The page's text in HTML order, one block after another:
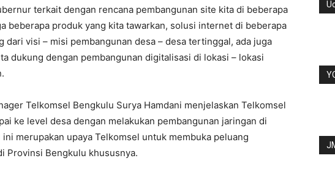
terkait dengan rencana pembangunan site kita di beberapa
beberapa produk yang kita tawarkan, solusi internet di beberapa
dari visi – misi pembangunan desa – desa tertinggal, ada juga
dukung dengan pembangunan digitalisasi di lokasi – lokasi
Telkomsel Bengkulu Surya Hamdani menjelaskan Telkomsel
ke level desa dengan melakukan pembangunan jaringan di
merupakan upaya Telkomsel untuk membuka peluang
Provinsi Bengkulu khususnya.